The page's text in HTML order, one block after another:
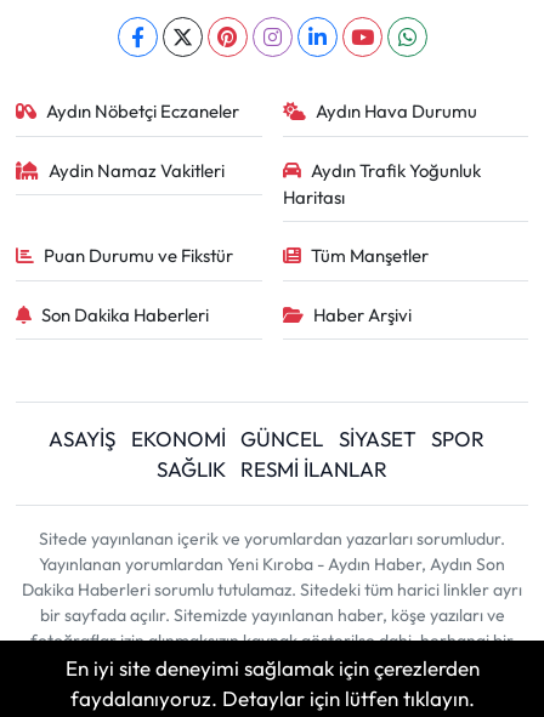
Aydın Nöbetçi Eczaneler Aydın Hava Durumu
Aydin Namaz Vakitleri
Aydın Trafik Yoğunluk
Haritası
Puan Durumu ve Fikstür Tüm Manşetler
Son Dakika Haberleri Haber Arşivi
ASAYİŞ EKONOMİ GÜNCEL SİYASET
SPOR
SAĞLIK
RESMİ İLANLAR
Sitede yayınlanan içerik ve yorumlardan yazarları sorumludur.
Yayınlanan yorumlardan Yeni Kıroba - Aydın Haber, Aydın Son
Dakika Haberleri sorumlu tutulamaz. Sitedeki tüm harici linkler ayrı
bir sayfada açılır. Sitemizde yayınlanan haber, köşe yazıları ve
fotoğraflar izin alınmaksızın kaynak gösterilse dahi, herhangi bir
ortamda kullanılamaz ve yayınlanamaz
En iyi site deneyimi sağlamak için çerezlerden
faydalanıyoruz. Detaylar için lütfen tıklayın.